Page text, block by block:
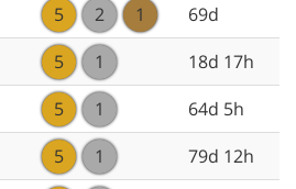
5 2 1
69d
5 1
18d 17h
5 1
64d 5h
5 1
79d 12h